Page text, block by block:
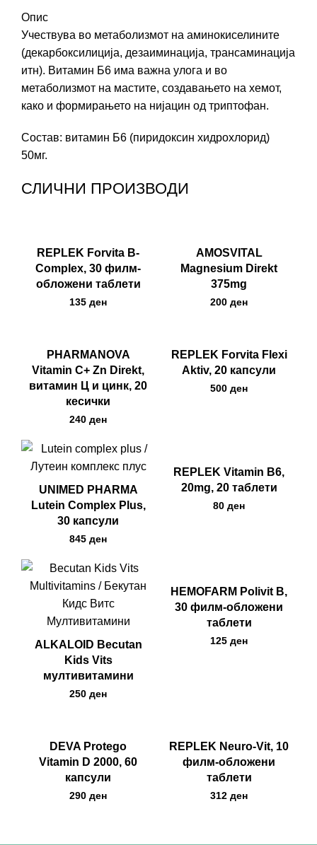
Опис
Учествува во метаболизмот на аминокиселините
(декарбоксилиција, дезаиминација, трансаминација
итн). Витамин Б6 има важна улога и во
метаболизмот на мастите, создавањето на хемот,
како и формирањето на нијацин од триптофан.
Состав: витамин Б6 (пиридоксин хидрохлорид)
50мг.
СЛИЧНИ ПРОИЗВОДИ
REPLEK Forvita B-
Complex, 30 филм-
обложени таблети
ден
AMOSVITAL
Magnesium Direkt
375mg
ден
PHARMANOVA
Vitamin C+ Zn Direkt,
витамин Ц и цинк, 20
кесички
ден
REPLEK Forvita Flexi
Aktiv, 20 капсули
ден
UNIMED PHARMA
Lutein Complex Plus,
30 капсули
ден
REPLEK Vitamin B6,
20mg, 20 таблети
ден
ALKALOID Becutan
Kids Vits
мултивитамини
ден
HEMOFARM Polivit B,
30 филм-обложени
таблети
ден
DEVA Protego
Vitamin D 2000, 60
капсули
ден
REPLEK Neuro-Vit, 10
филм-обложени
таблети
ден